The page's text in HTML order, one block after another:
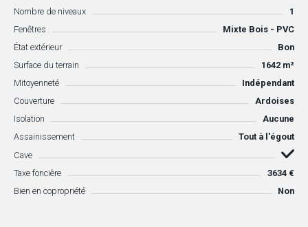
Nombre de niveaux
1
Fenêtres
Mixte Bois - PVC
État extérieur
Bon
Surface du terrain
1642 m²
Mitoyenneté
Indépendant
Couverture
Ardoises
Isolation
Aucune
Assainissement
Tout à l'égout
Cave
Taxe foncière
3634 €
Bien en copropriété
Non